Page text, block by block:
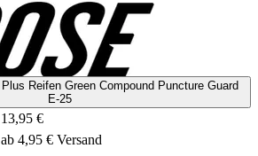
Reifen Green Compound Puncture Guard
E-25
13,95 €
ab 4,95 € Versand